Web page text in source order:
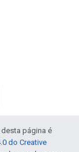
página é
do Creative